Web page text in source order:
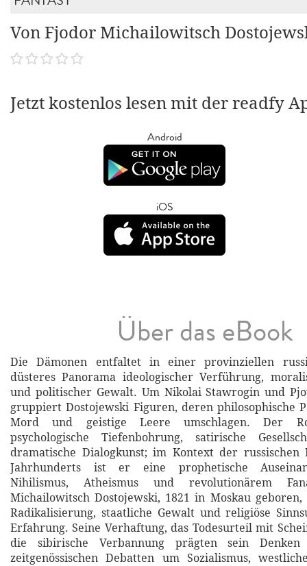
Von Fjodor Michailowitsch
Jetzt kostenlos lesen mit der readfy
Android
iOS
Über das eBook
Die Dämonen entfaltet in einer provinziellen
düsteres Panorama ideologischer Verführung,
und politischer Gewalt. Um Nikolai Stawrogin und
gruppiert Dostojewski Figuren, deren philosophische
Mord und geistige Leere umschlagen. Der
psychologische Tiefenbohrung, satirische
dramatische Dialogkunst; im Kontext der
Jahrhunderts ist er eine prophetische
Nihilismus, Atheismus und revolutionärem
Michailowitsch Dostojewski, 1821 in Moskau
Radikalisierung, staatliche Gewalt und religiöse
Erfahrung. Seine Verhaftung, das Todesurteil mit
die sibirische Verbannung prägten sein
zeitgenössischen Debatten um Sozialismus,